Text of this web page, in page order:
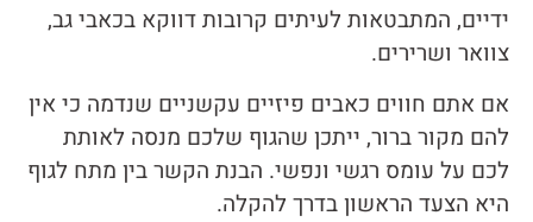
ידיים, המתבטאות לעיתים קרובות דווקא בכאבי גב,
צוואר ושרירים.
אם אתם חווים כאבים פיזיים עקשניים שנדמה כי אין
להם מקור ברור, ייתכן שהגוף שלכם מנסה לאותת
לכם על עומס רגשי ונפשי. הבנת הקשר בין מתח לגוף
היא הצעד הראשון בדרך להקלה.